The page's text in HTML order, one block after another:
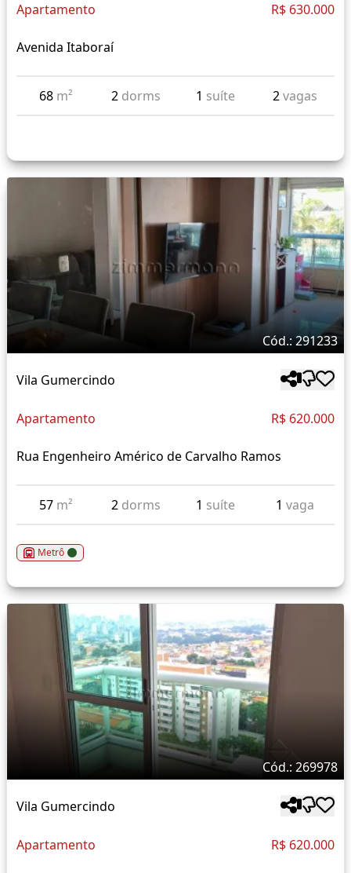
Apartamento R$ 630.000
Avenida Itaboraí
68 m² 2 dorms 1 suíte 2vagas
Cód.: 291233
Vila Gumercindo
Apartamento R$ 620.000
Rua Engenheiro Américo de Carvalho Ramos
57 m² 2 dorms 1 suíte 1 vaga
Metrô
Cód.: 269978
Vila Gumercindo
Apartamento R$ 620.000